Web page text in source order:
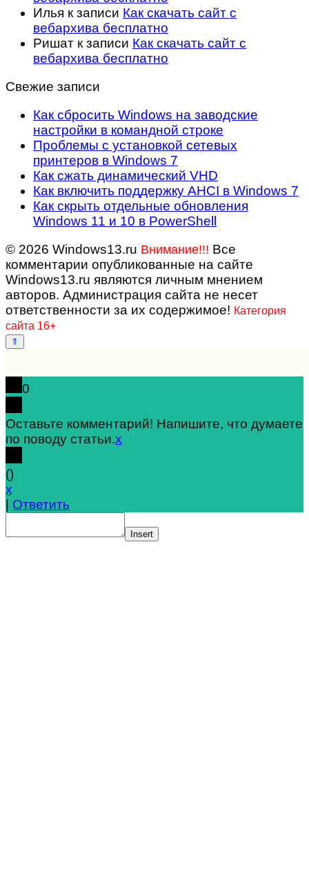
Илья к записи Как скачать сайт с
вебархива бесплатно
Ришат к записи Как скачать сайт с
вебархива бесплатно
Свежие записи
Как сбросить Windows на заводские
настройки в командной строке
Проблемы с установкой сетевых
принтеров в Windows 7
Как сжать динамический VHD
Как включить поддержку AHCI в Windows 7
Как скрыть отдельные обновления
Windows 11 и 10 в PowerShell
© 2026 Windows13.ru Внимание!!! Все
комментарии опубликованные на сайте
Windows13.ru являются личным мнением
авторов. Администрация сайта не несет
ответственности за их содержимое! Категория
сайта 16+
0
Оставьте комментарий! Напишите, что думаете
по поводу статьи.x
()
x
Ответить
Insert